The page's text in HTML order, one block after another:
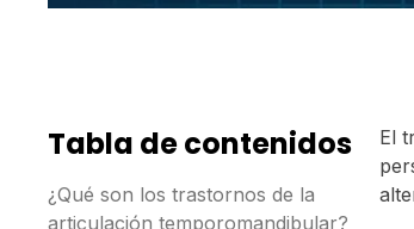
Tabla de contenidos
¿Qué son los trastornos de la
articulación temporomandibular?
El